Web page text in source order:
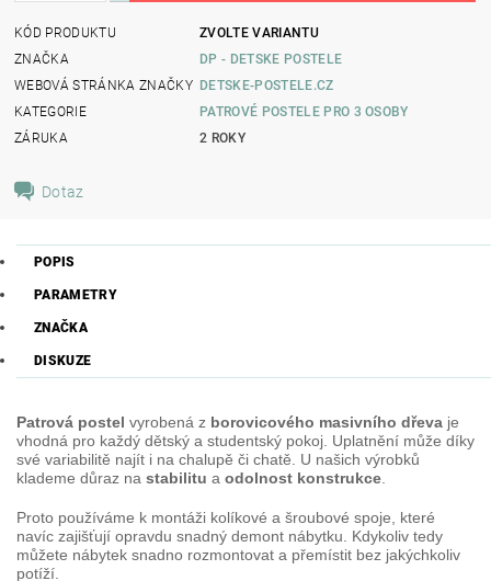
KÓD PRODUKTU
ZVOLTE VARIANTU
ZNAČKA
DP - DETSKE POSTELE
WEBOVÁ STRÁNKA ZNAČKY DETSKE-POSTELE.CZ
KATEGORIE
PATROVÉ POSTELE PRO 3 OSOBY
ZÁRUKA
2 ROKY
Dotaz
POPIS
PARAMETRY
ZNAČKA
DISKUZE
Patrová postel vyrobená z borovicového masivního dřeva je
vhodná pro každý dětský a studentský pokoj. Uplatnění může díky
své variabilitě najít i na chalupě či chatě. U našich výrobků
klademe důraz na stabilitu a odolnost konstrukce
Proto používáme k montáži kolíkové a šroubové spoje, které
navíc zajišťují opravdu snadný demont nábytku. Kdykoliv tedy
můžete nábytek snadno rozmontovat a přemístit bez jakýchkoliv
potíží.